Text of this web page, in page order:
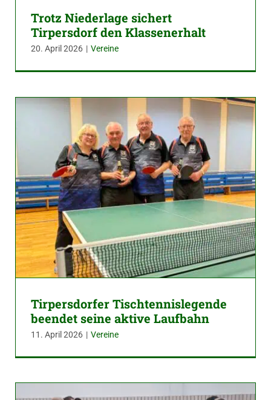
Trotz Niederlage sichert
Tirpersdorf den Klassenerhalt
20. April 2026 | Vereine
Tirpersdorfer Tischtennislegende
beendet seine aktive Laufbahn
11. April 2026 | Vereine